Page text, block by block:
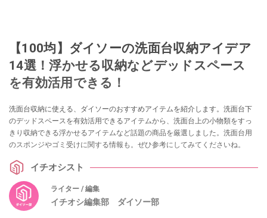
【100均】ダイソーの洗面台収納アイデア
14選！浮かせる収納などデッドスペース
を有効活用できる！
洗面台収納に使える、ダイソーのおすすめアイテムを紹介します。洗面台下
のデッドスペースを有効活用できるアイテムから、洗面台上の小物類をすっ
きり収納できる浮かせるアイテムなど話題の商品を厳選しました。洗面台用
のスポンジやゴミ受けに関する情報も。ぜひ参考にしてみてくださいね。
イチオシスト
ライター / 編集
イチオシ編集部 ダイソー部